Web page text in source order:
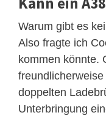
Warum gibt es
Also fragte ich
kommen könnte.
doppelten
Unterbringung